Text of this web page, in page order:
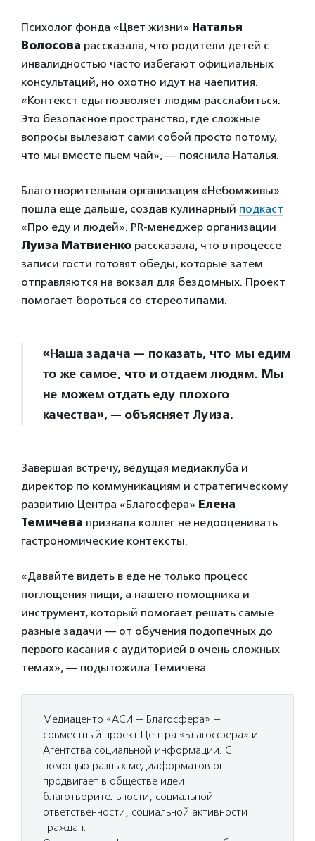
Психолог фонда «Цвет жизни» Наталья
Волосова рассказала, что родители детей с
инвалидностью часто избегают официальных
консультаций, но охотно идут на чаепития.
«Контекст еды позволяет людям расслабиться.
Это безопасное пространство, где сложные
вопросы вылезают сами собой просто потому,
что мы вместе пьем чай», — пояснила Наталья.
Благотворительная организация «Небомживы»
пошла еще дальше, создав кулинарный подкаст
«Про еду и людей». PR-менеджер организации
Луиза Матвиенко рассказала, что в процессе
записи гости готовят обеды, которые затем
отправляются на вокзал для бездомных. Проект
помогает бороться со стереотипами.
«Наша задача — показать, что мы едим
то же самое, что и отдаем людям. Мы
не можем отдать еду плохого
качества», — объясняет Луиза.
Завершая встречу, ведущая медиаклуба и
директор по коммуникациям и стратегическому
развитию Центра «Благосфера» Елена
Темичева призвала коллег не недооценивать
гастрономические контексты.
«Давайте видеть в еде не только процесс
поглощения пищи, а нашего помощника и
инструмент, который помогает решать самые
разные задачи — от обучения подопечных до
первого касания с аудиторией в очень сложных
темах», — подытожила Темичева.
Медиацентр «АСИ — Благосфера» —
совместный проект Центра «Благосфера» и
Агентства социальной информации. С
помощью разных медиаформатов он
продвигает в обществе идеи
благотворительности, социальной
ответственности, социальной активности
граждан.